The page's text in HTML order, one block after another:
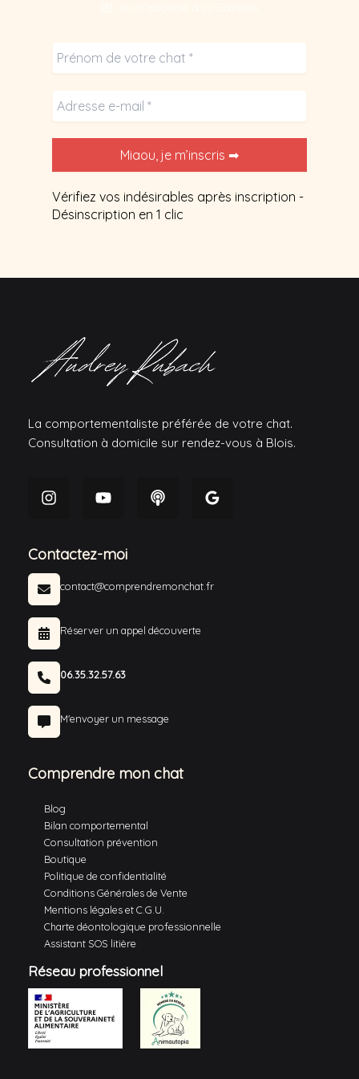
Vérifiez vos indésirables après inscription -
Désinscription en 1 clic
La comportementaliste préférée de votre chat.
Consultation à domicile sur rendez-vous à Blois.
Contactez-moi
contact@comprendremonchat.fr
Réserver un appel découverte
06.35.32.57.63
M'envoyer un message
Comprendre mon chat
Blog
Bilan comportemental
Consultation prévention
Boutique
Politique de confidentialité
Conditions Générales de Vente
Mentions légales et C.G.U.
Charte déontologique professionnelle
Assistant SOS litière
Réseau professionnel